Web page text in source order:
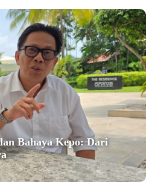
Bahaya Kepo: Dari